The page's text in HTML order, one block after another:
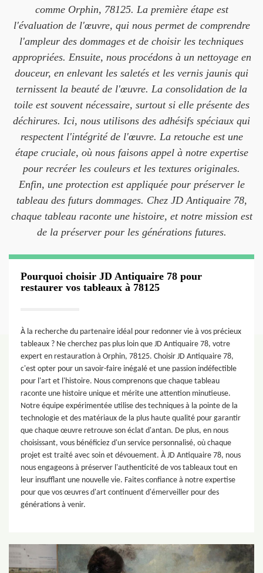
comme Orphin, 78125. La première étape est
l'évaluation de l'œuvre, qui nous permet de comprendre
l'ampleur des dommages et de choisir les techniques
appropriées. Ensuite, nous procédons à un nettoyage en
douceur, en enlevant les saletés et les vernis jaunis qui
ternissent la beauté de l'œuvre. La consolidation de la
toile est souvent nécessaire, surtout si elle présente des
déchirures. Ici, nous utilisons des adhésifs spéciaux qui
respectent l'intégrité de l'œuvre. La retouche est une
étape cruciale, où nous faisons appel à notre expertise
pour recréer les couleurs et les textures originales.
Enfin, une protection est appliquée pour préserver le
tableau des futurs dommages. Chez JD Antiquaire 78,
chaque tableau raconte une histoire, et notre mission est
de la préserver pour les générations futures.
Pourquoi choisir JD Antiquaire 78 pour
restaurer vos tableaux à 78125
À la recherche du partenaire idéal pour redonner vie à vos précieux
tableaux ? Ne cherchez pas plus loin que JD Antiquaire 78, votre
expert en restauration à Orphin, 78125. Choisir JD Antiquaire 78,
c'est opter pour un savoir-faire inégalé et une passion indéfectible
pour l'art et l'histoire. Nous comprenons que chaque tableau
raconte une histoire unique et mérite une attention minutieuse.
Notre équipe expérimentée utilise des techniques à la pointe de la
technologie et des matériaux de la plus haute qualité pour garantir
que chaque œuvre retrouve son éclat d'antan. De plus, en nous
choisissant, vous bénéficiez d'un service personnalisé, où chaque
projet est traité avec soin et dévouement. À JD Antiquaire 78, nous
nous engageons à préserver l'authenticité de vos tableaux tout en
leur insufflant une nouvelle vie. Faites confiance à notre expertise
pour que vos œuvres d'art continuent d'émerveiller pour des
générations à venir.